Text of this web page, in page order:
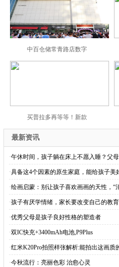
中百仓储常青路店数字
买普拉多再等等！新款
最新资讯
·午休时间，孩子躺在床上不愿入睡？父
·具备这4个因素的原生家庭，能给孩子美
·绘画启蒙：别让孩子喜欢画画的天性，“
·孩子有厌学情绪，家长要改变自己的教
·优秀父母是孩子良好性格的塑造者
·双IC快充+3400mAh电池,P9Plus
·红米K20Pro拍照样张解析:能拍出这画质
·今秋流行：亮丽色彩 治愈心灵